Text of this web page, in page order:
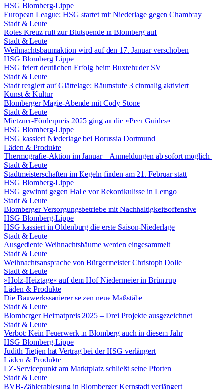
HSG Blomberg-Lippe
European League: HSG startet mit Niederlage gegen Chambray
Stadt & Leute
Rotes Kreuz ruft zur Blutspende in Blomberg auf
Stadt & Leute
Weihnachtsbaumaktion wird auf den 17. Januar verschoben
HSG Blomberg-Lippe
HSG feiert deutlichen Erfolg beim Buxtehuder SV
Stadt & Leute
Stadt reagiert auf Glättelage: Räumstufe 3 einmalig aktiviert
Kunst & Kultur
Blomberger Magie-Abende mit Cody Stone
Stadt & Leute
Mietzner-Förderpreis 2025 ging an die »Peer Guides«
HSG Blomberg-Lippe
HSG kassiert Niederlage bei Borussia Dortmund
Läden & Produkte
Thermografie-Aktion im Januar – Anmeldungen ab sofort möglich
Stadt & Leute
Stadtmeisterschaften im Kegeln finden am 21. Februar statt
HSG Blomberg-Lippe
HSG gewinnt gegen Halle vor Rekordkulisse in Lemgo
Stadt & Leute
Blomberger Versorgungsbetriebe mit Nachhaltigkeitsoffensive
HSG Blomberg-Lippe
HSG kassiert in Oldenburg die erste Saison-Niederlage
Stadt & Leute
Ausgediente Weihnachtsbäume werden eingesammelt
Stadt & Leute
Weihnachtsansprache von Bürgermeister Christoph Dolle
Stadt & Leute
»Holz-Heiztage« auf dem Hof Niedermeier in Brüntrup
Läden & Produkte
Die Bauwerkssanierer setzen neue Maßstäbe
Stadt & Leute
Blomberger Heimatpreis 2025 – Drei Projekte ausgezeichnet
Stadt & Leute
Verbot: Kein Feuerwerk in Blomberg auch in diesem Jahr
HSG Blomberg-Lippe
Judith Tietjen hat Vertrag bei der HSG verlängert
Läden & Produkte
LZ-Servicepunkt am Marktplatz schließt seine Pforten
Stadt & Leute
BVB-Zählerablesung in Blomberger Kernstadt verlängert